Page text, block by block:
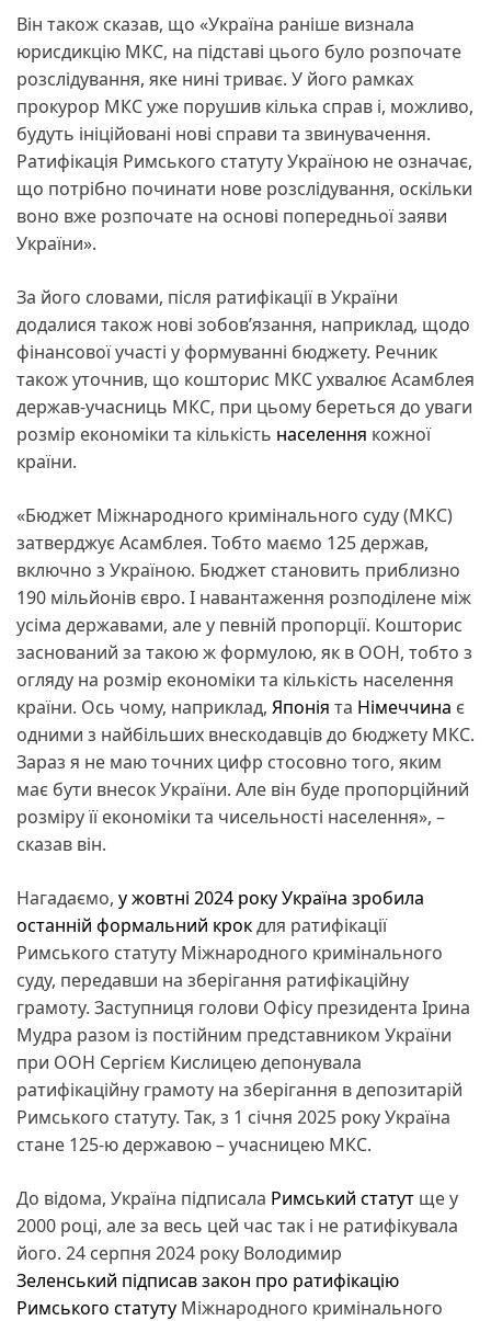
Він також сказав, що «Україна раніше визнала
юрисдикцію МКС, на підставі цього було розпочате
розслідування, яке нині триває. У його рамках
прокурор МКС уже порушив кілька справ і, можливо,
будуть ініційовані нові справи та звинувачення.
Ратифікація Римського статуту Україною не означає,
що потрібно починати нове розслідування, оскільки
воно вже розпочате на основі попередньої заяви
України».
За його словами, після ратифікації в України
додалися також нові зобов’язання, наприклад, щодо
фінансової участі у формуванні бюджету. Речник
також уточнив, що кошторис МКС ухвалює Асамблея
держав-учасниць МКС, при цьому береться до уваги
розмір економіки та кількість населення кожної
країни.
«Бюджет Міжнародного кримінального суду (МКС)
затверджує Асамблея. Тобто маємо 125 держав,
включно з Україною. Бюджет становить приблизно
190 мільйонів євро. І навантаження розподілене між
усіма державами, але у певній пропорції. Кошторис
заснований за такою ж формулою, як в ООН, тобто з
огляду на розмір економіки та кількість населення
країни. Ось чому, наприклад, Японія та Німеччина є
одними з найбільших внескодавців до бюджету МКС.
Зараз я не маю точних цифр стосовно того, яким
має бути внесок України. Але він буде пропорційний
розміру її економіки та чисельності населення», –
сказав він.
Нагадаємо, у жовтні 2024 року Україна зробила
останній формальний крокдля ратифікації
Римського статуту Міжнародного кримінального
суду, передавши на зберігання ратифікаційну
грамоту. Заступниця голови Офісу президента Ірина
Мудра разом із постійним представником України
при ООН Сергієм Кислицею депонувала
ратифікаційну грамоту на зберігання в депозитарій
Римського статуту. Так, з 1 січня 2025 року Україна
стане 125-ю державою – учасницею МКС.
До відома, Україна підписала Римський статут ще у
2000 році, але за весь цей час так і не ратифікувала
його. 24 серпня 2024 року Володимир
Зеленський підписав закон про ратифікацію
Римського статуту Міжнародного кримінального